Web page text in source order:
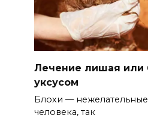
Лечение лишая или
уксусом
Блохи —
человека, так